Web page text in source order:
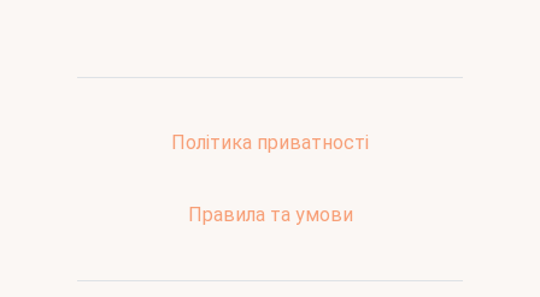
Політика приватності
Правила та умови